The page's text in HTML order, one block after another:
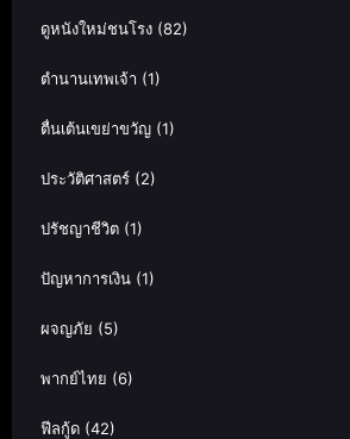
ดูหนังใหม่ชนโรง (82)
ตำนานเทพเจ้า (1)
ตื่นเต้นเขย่าขวัญ (1)
ประวัติศาสตร์ (2)
ปรัชญาชีวิต (1)
ปัญหาการเงิน (1)
ผจญภัย (5)
พากย์ไทย (6)
ฟีลกู้ด (42)